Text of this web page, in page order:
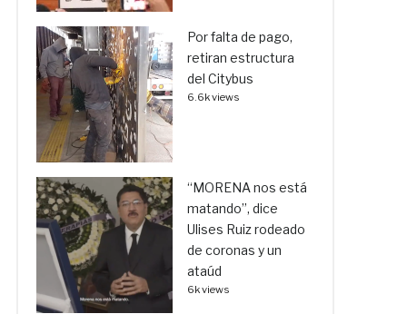
Por falta de pago,
retiran estructura
del Citybus
6.6k views
“MORENA nos está
matando”, dice
Ulises Ruiz rodeado
de coronas y un
ataúd
6k views